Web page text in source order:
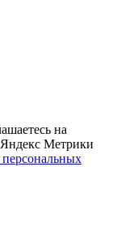
на
Яндекс Метрики